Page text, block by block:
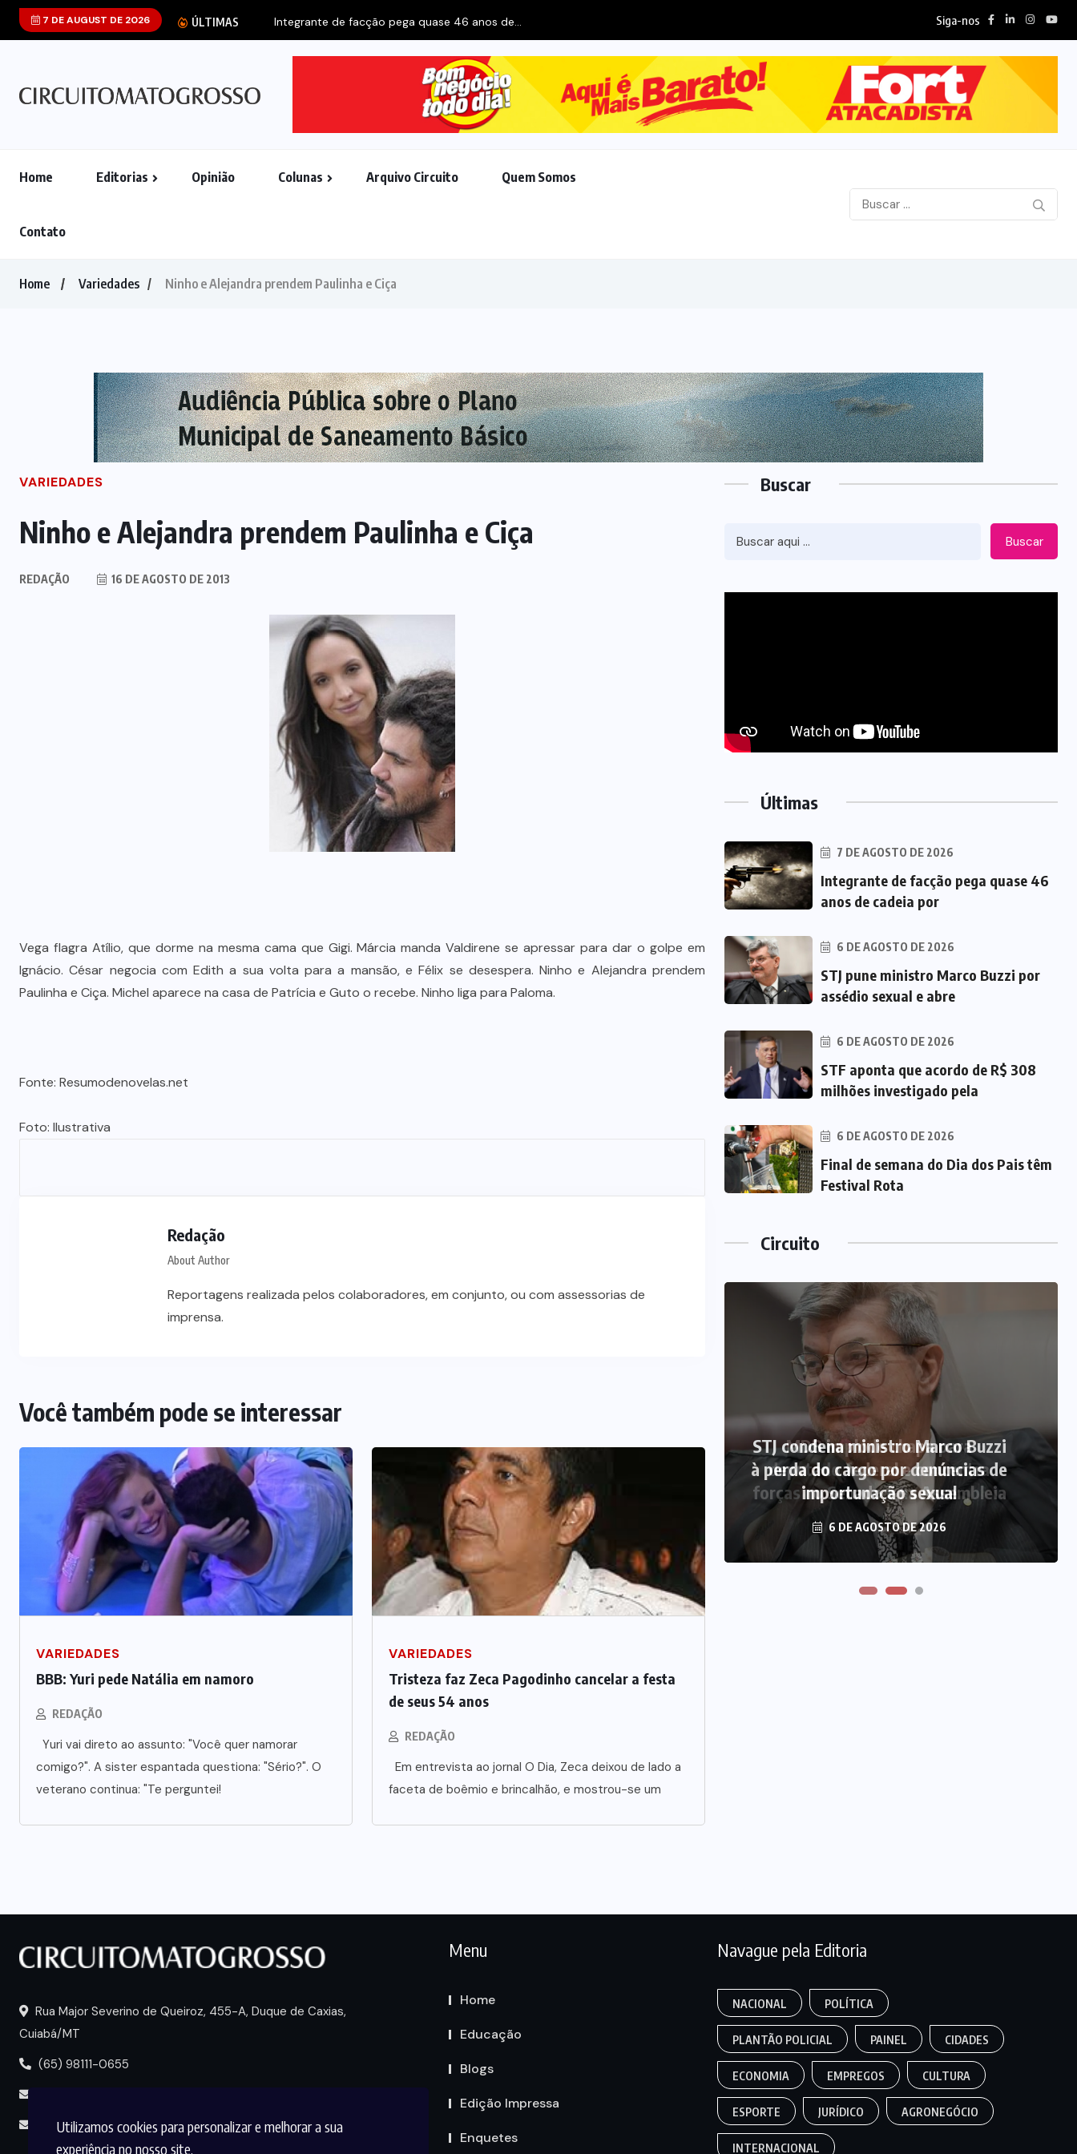
Utilizamos cookies para personalizar e melhorar a sua
experiência no nosso site.
7 DE AUGUST DE 2026 ÚLTIMAS Siga-nos
Home Editorias Opinião Colunas Arquivo Circuito Quem Somos
Contato
Home Variedades Ninho e Alejandra prendem Paulinha e Ciça
VARIEDADES
Ninho e Alejandra prendem Paulinha e Ciça
REDAÇÃO 16 DE AGOSTO DE 2013
Vega flagra Atílio, que dorme na mesma cama que Gigi. Márcia manda Valdirene se apressar para dar o golpe em
Ignácio. César negocia com Edith a sua volta para a mansão, e Félix se desespera. Ninho e Alejandra prendem
Paulinha e Ciça. Michel aparece na casa de Patrícia e Guto o recebe. Ninho liga para Paloma.
Fonte: Resumodenovelas.net
Foto: Ilustrativa
Redação
About Author
Reportagens realizada pelos colaboradores, em conjunto, ou com assessorias de
imprensa.
Você também pode se interessar
VARIEDADES
BBB: Yuri pede Natália em namoro
REDAÇÃO
Yuri vai direto ao assunto: "Você quer namorar
comigo?". A sister espantada questiona: "Sério?". O
veterano continua: "Te perguntei!
VARIEDADES
Tristeza faz Zeca Pagodinho cancelar a festa
de seus 54 anos
REDAÇÃO
Em entrevista ao jornal O Dia, Zeca deixou de lado a
faceta de boêmio e brincalhão, e mostrou-se um
Buscar
Buscar
Últimas
7 DE AGOSTO DE 2026
Integrante de facção pega quase 46
anos de cadeia por
6 DE AGOSTO DE 2026
STJ pune ministro Marco Buzzi por
assédio sexual e abre
6 DE AGOSTO DE 2026
STF aponta que acordo de R$ 308
milhões investigado pela
6 DE AGOSTO DE 2026
Final de semana do Dia dos Pais têm
Festival Rota
Circuito
Vale-refeição cobre apenas 9 dias
úteis de alimentação em Mato
Grosso, aponta levantamento
6 DE AGOSTO DE 2026
STJ condena ministro Marco Buzzi
à perda do cargo por denúncias de
importunação sexual
6 DE AGOSTO DE 2026
MDB implode chapa para
deputado federal e concentra
forças no Senado e na Assembleia
6 DE AGOSTO DE 2026
Rua Major Severino de Queiroz, 455-A, Duque de Caxias,
Cuiabá/MT
(65) 98111-0655
midia@circuitomt.com.br
Menu
Home
Educação
Blogs
Edição Impressa
Enquetes
Navague pela Editoria
NACIONAL POLÍTICA
PLANTÃO POLICIAL PAINEL CIDADES
ECONOMIA EMPREGOS CULTURA
ESPORTE JURÍDICO AGRONEGÓCIO
INTERNACIONAL